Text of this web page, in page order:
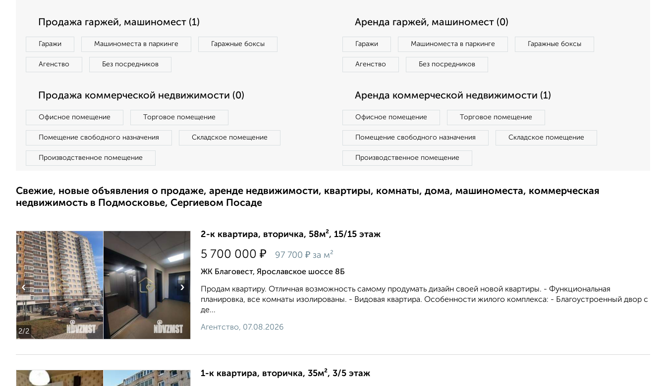
Продажа гаржей, машиномест (1)
Гаражи Машиноместа в паркинге Гаражные боксы
Агенство Без посредников
Аренда гаржей, машиномест (0)
Гаражи Машиноместа в паркинге Гаражные боксы
Агенство Без посредников
Продажа коммерческой недвижимости (0)
Офисное помещение Торговое помещение
Помещение свободного назначения Складское помещение
Производственное помещение
Аренда коммерческой недвижимости (1)
Офисное помещение Торговое помещение
Помещение свободного назначения Складское помещение
Производственное помещение
Свежие, новые объявления о продаже, аренде недвижимости, квартиры, комнаты, дома, машиноместа, коммерческая
недвижимость в Подмосковье, Сергиевом Посаде
2/2
‹ ›
2-к квартира, вторичка, 58м², 15/15 этаж
5 700 000 ₽ 97 700 ₽ за м²
ЖК Благовест, Ярославское шоссе 8Б
Продам квартиру. Отличная возможность самому продумать дизайн своей новой квартиры. - Функциональная
планировка, все комнаты изолированы. - Видовая квартира. Особенности жилого комплекса: - Благоустроенный двор с
де...
Агентство, 07.08.2026
1-к квартира, вторичка, 35м², 3/5 этаж